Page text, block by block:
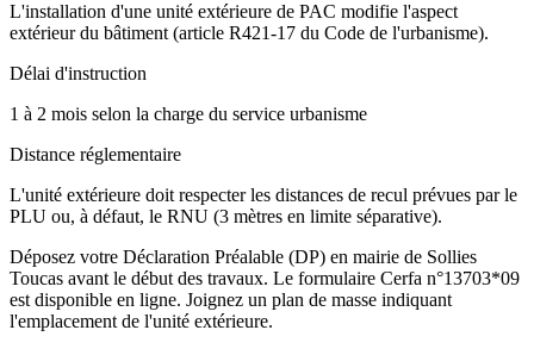
L'installation d'une unité extérieure de PAC modifie l'aspect
extérieur du bâtiment (article R421-17 du Code de l'urbanisme).
Délai d'instruction
1 à 2 mois selon la charge du service urbanisme
Distance réglementaire
L'unité extérieure doit respecter les distances de recul prévues par le
PLU ou, à défaut, le RNU (3 mètres en limite séparative).
Déposez votre Déclaration Préalable (DP) en mairie de Sollies
Toucas avant le début des travaux. Le formulaire Cerfa n°13703*09
est disponible en ligne. Joignez un plan de masse indiquant
l'emplacement de l'unité extérieure.